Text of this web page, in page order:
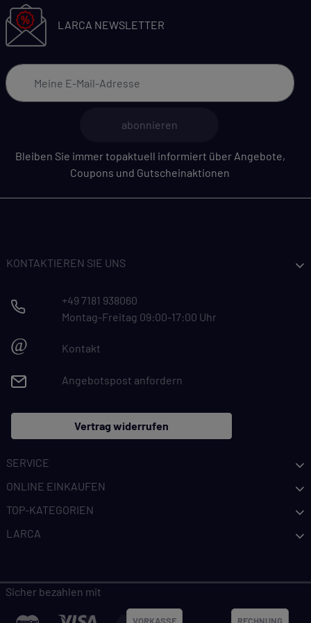
LARCA NEWSLETTER
abonnieren
Bleiben Sie immer topaktuell informiert über Angebote,
Coupons und Gutscheinaktionen
KONTAKTIEREN SIE UNS
+49 7181 938060
Montag-Freitag 09:00-17:00 Uhr
@ Kontakt
Angebotspost anfordern
Vertrag widerrufen
SERVICE
ONLINE EINKAUFEN
TOP-KATEGORIEN
LARCA
Sicher bezahlen mit
VORKASSE RECHNUNG